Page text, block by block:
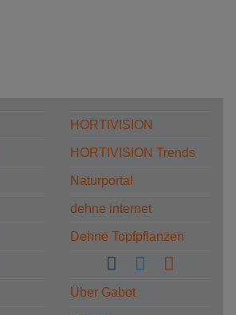
HORTIVISION
HORTIVISION Trends
Naturportal
dehne internet
Dehne Topfpflanzen
Über Gabot